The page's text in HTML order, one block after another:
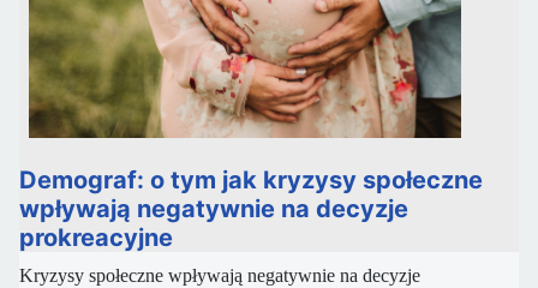
Demograf: o tym jak kryzysy społeczne
wpływają negatywnie na decyzje
prokreacyjne
Kryzysy społeczne wpływają negatywnie na decyzje